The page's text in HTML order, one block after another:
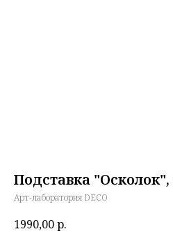
Подставка
Арт-лаборатория DECO
1990,00р.